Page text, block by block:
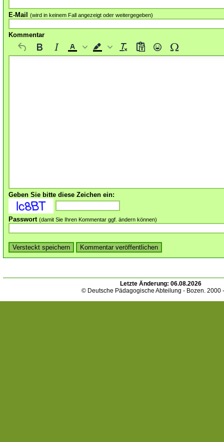
E-Mail (wird in keinem Fall angezeigt oder weitergegeben)
Kommentar
Geben Sie bitte diese Zeichen ein:
Passwort (damit Sie Ihren Kommentar ggf. ändern können)
Letzte Änderung: 06.08.2026
© Deutsche Pädagogische Abteilung - Bozen. 2000